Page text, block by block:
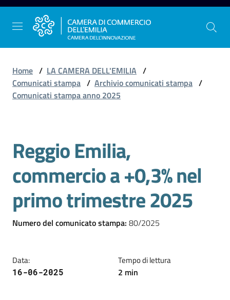
Vai al contenuto
Vai alla navigazione
Vai al footer
Gestire
l'impresa
Promuovere
il
territorio
Home / LA CAMERA DELL'EMILIA /
Comunicati stampa / Archivio comunicati stampa /
Comunicati stampa anno 2025
Salta al contenuto
Reggio Emilia,
commercio a +0,3% nel
primo trimestre 2025
Numero del comunicato stampa: 80/2025
Data:
16-06-2025
Tempo di lettura
2 min